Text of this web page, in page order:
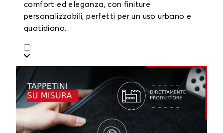
comfort ed eleganza, con finiture
personalizzabili, perfetti per un uso urbano e
quotidiano.